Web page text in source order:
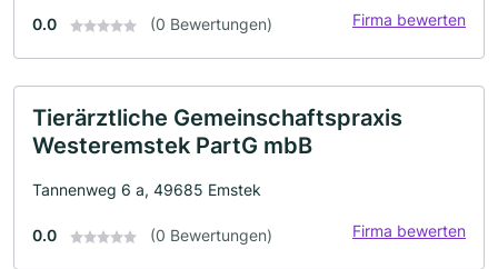
0.0 (0 Bewertungen) Firma bewerten
Tierärztliche Gemeinschaftspraxis
Westeremstek PartG mbB
Tannenweg 6 a, 49685 Emstek
0.0 (0 Bewertungen) Firma bewerten